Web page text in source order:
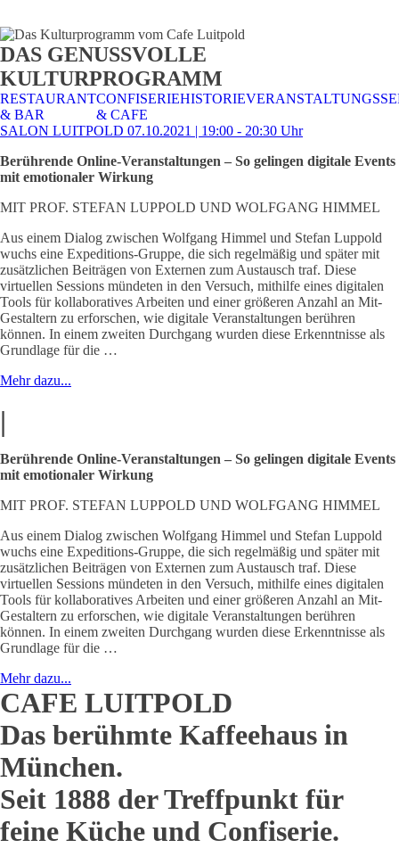
CAFE &
RESTAURANT
TISCHRESERVIERUNG
& KARTE
TISCHRESERVIERUNG
& SPEISEKARTE
DAS GENUSSVOLLE
KULTURPROGRAMM
RESTAURANT
& BAR
CONFISERIE
& CAFE
HISTORIE
SALON LUITPOLD 07.10.2021 | 19:00 - 20:30 Uhr
Berührende Online-Veranstaltungen – So gelingen digitale Events
mit emotionaler Wirkung
MIT PROF. STEFAN LUPPOLD UND WOLFGANG HIMMEL
Aus einem Dialog zwischen Wolfgang Himmel und Stefan Luppold
wuchs eine Expeditions-Gruppe, die sich regelmäßig und später mit
zusätzlichen Beiträgen von Externen zum Austausch traf. Diese
virtuellen Sessions mündeten in den Versuch, mithilfe eines digitalen
Tools für kollaboratives Arbeiten und einer größeren Anzahl an Mit-
Gestaltern zu erforschen, wie digitale Veranstaltungen berühren
können. In einem zweiten Durchgang wurden diese Erkenntnisse als
Grundlage für die …
Mehr dazu...
|
Berührende Online-Veranstaltungen – So gelingen digitale Events
mit emotionaler Wirkung
MIT PROF. STEFAN LUPPOLD UND WOLFGANG HIMMEL
Aus einem Dialog zwischen Wolfgang Himmel und Stefan Luppold
wuchs eine Expeditions-Gruppe, die sich regelmäßig und später mit
zusätzlichen Beiträgen von Externen zum Austausch traf. Diese
virtuellen Sessions mündeten in den Versuch, mithilfe eines digitalen
Tools für kollaboratives Arbeiten und einer größeren Anzahl an Mit-
Gestaltern zu erforschen, wie digitale Veranstaltungen berühren
können. In einem zweiten Durchgang wurden diese Erkenntnisse als
Grundlage für die …
Mehr dazu...
CAFE LUITPOLD
Das berühmte Kaffeehaus in
München.
Seit 1888 der Treffpunkt für
feine Küche und Confiserie.